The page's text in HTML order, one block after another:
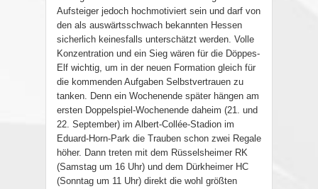
Aufsteiger jedoch hochmotiviert sein und darf von
den als auswärtsschwach bekannten Hessen
sicherlich keinesfalls unterschätzt werden. Volle
Konzentration und ein Sieg wären für die Döppes-
Elf wichtig, um in der neuen Formation gleich für
die kommenden Aufgaben Selbstvertrauen zu
tanken. Denn ein Wochenende später hängen am
ersten Doppelspiel-Wochenende daheim (21. und
22. September) im Albert-Collée-Stadion im
Eduard-Horn-Park die Trauben schon zwei Regale
höher. Dann treten mit dem Rüsselsheimer RK
(Samstag um 16 Uhr) und dem Dürkheimer HC
(Sonntag um 11 Uhr) direkt die wohl größten